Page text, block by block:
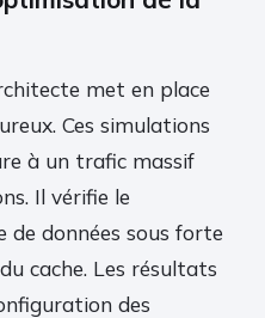
met en place
Ces simulations
à un trafic massif
Il vérifie le
données sous forte
cache. Les résultats
des